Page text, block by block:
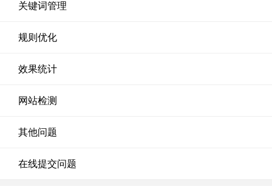
关键词管理
规则优化
效果统计
网站检测
其他问题
在线提交问题